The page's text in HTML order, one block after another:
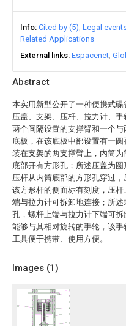
Abstract
本实用新型公开了一种便携式碟
压盖、支架、压杆、拉力计、
两个间隔设置的支撑臂和一个
底板，在该底板中部设置有一
装在支架的两支撑臂上，内筒
底部开有方形孔；所述压盖为
压杆从内筒底部的方形孔穿过
该方形杆的侧面标有刻度，压
端与拉力计可拆卸地连接；所
孔，螺杆上端与拉力计下端可
能够与其相对旋转的手轮，该
工具便于携带、使用方便。
Images (1)
Info Cited by (5) Legal
Related Applications
External links Espacenet